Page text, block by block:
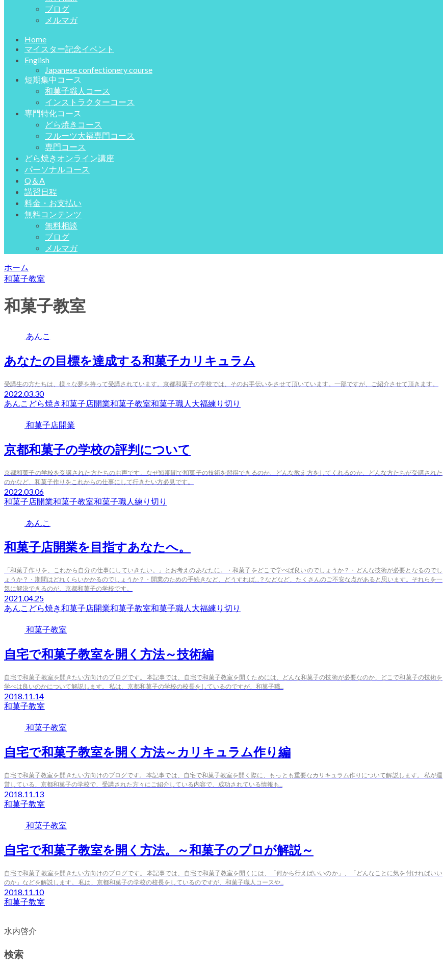
ブログ
メルマガ
Home
マイスター記念イベント
English
Japanese confectionery course
短期集中コース
和菓子職人コース
インストラクターコース
専門特化コース
どら焼きコース
フルーツ大福専門コース
専門コース
どら焼きオンライン講座
パーソナルコース
Q＆A
講習日程
料金・お支払い
無料コンテンツ
無料相談
ブログ
メルマガ
ホーム
和菓子教室
和菓子教室
あんこ
あなたの目標を達成する和菓子カリキュラム
受講生の方たちは、様々な夢を持って受講されています。京都和菓子の学校では、そのお手伝いをさせて頂いています。一部ですが、ご紹介させて頂きます。
2022.03.30
あんこ どら焼き和菓子店開業和菓子教室和菓子職人 大福練り切り
和菓子店開業
京都和菓子の学校の評判について
京都和菓子の学校を受講された方たちのお声です。なぜ短期間で和菓子の技術を習得できるのか、どんな教え方をしてくれるのか、どんな方たちが受講された
のかなど、和菓子作りをこれからの仕事にして行きたい方必見です。
2022.03.06
和菓子店開業和菓子教室和菓子職人 練り切り
あんこ
和菓子店開業を目指すあなたへ。
「和菓子作りを、これから自分の仕事にしていきたい。」とお考えのあなたに。・和菓子をどこで学べば良いのでしょうか？・どんな技術が必要となるのでし
ょうか？・期間はどれくらいかかるのでしょうか？・開業のための手続きなど、どうすれば…？などなど、たくさんのご不安な点があると思います。それらを一
気に解決できるのが、京都和菓子の学校です。
2021.04.25
あんこ どら焼き和菓子店開業和菓子教室和菓子職人 大福練り切り
和菓子教室
自宅で和菓子教室を開く方法～技術編
自宅で和菓子教室を開きたい方向けのブログです。 本記事では、自宅で和菓子教室を開くためには、どんな和菓子の技術が必要なのか、どこで和菓子の技術を
学べは良いのかについて解説します。 私は、京都和菓子の学校の校長をしているのですが、和菓子職...
2018.11.14
和菓子教室
和菓子教室
自宅で和菓子教室を開く方法～カリキュラム作り編
自宅で和菓子教室を開きたい方向けのブログです。 本記事では、自宅で和菓子教室を開く際に、もっとも重要なカリキュラム作りについて解説します。 私が運
営している、京都和菓子の学校で、受講された方々にご紹介している内容で、成功されている情報も...
2018.11.13
和菓子教室
和菓子教室
自宅で和菓子教室を開く方法。～和菓子のプロが解説～
自宅で和菓子教室を開きたい方向けのブログです。 本記事では、自宅で和菓子教室を開くには、「何から行えばいいのか」、「どんなことに気を付ければいい
のか」などを解説します。 私は、京都和菓子の学校の校長をしているのですが、和菓子職人コースや...
2018.11.10
和菓子教室
水内啓介
検索